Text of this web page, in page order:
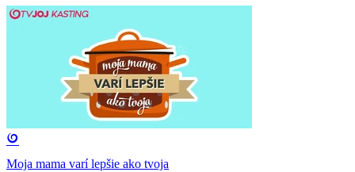
Moja mama varí lepšie ako tvoja